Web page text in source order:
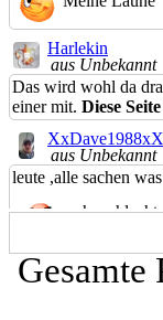
Harlekin
aus Unbekannt
Das wird wohl da
einer mit. Diese
XxDave1988xX
aus Unbekannt
leute ,alle sachen
sehr schlecht
Rolly8-HL
aus Unbekannt
Gesamte